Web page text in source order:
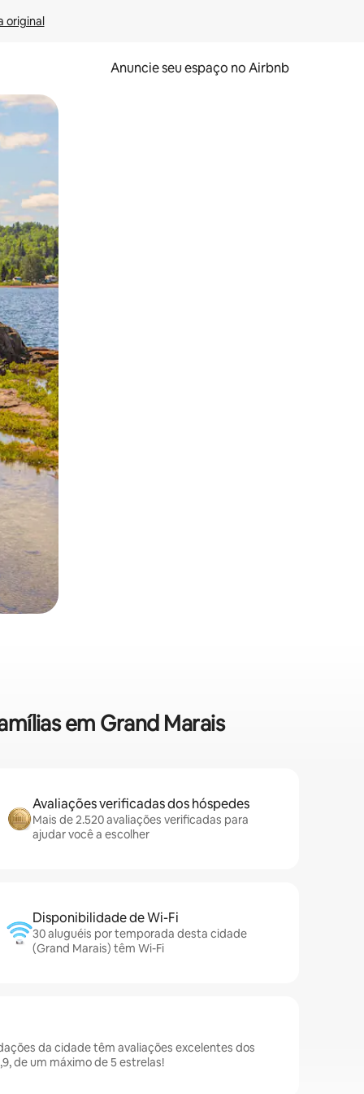
original
Anuncie seu espaço no Airbnb
o dedo na tela.
em Grand Marais
Avaliações verificadas dos hóspedes
Mais de 2.520 avaliações verificadas para
ajudar você a escolher
Disponibilidade de Wi-Fi
30 aluguéis por temporada desta cidade
(Grand Marais) têm Wi-Fi
da cidade têm avaliações excelentes dos
de um máximo de 5 estrelas!